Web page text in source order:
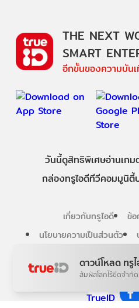
ดาวน์โหลด ทรู
สัมผัสโลกไร้ขีดจำกั
THE NEXT
SMART
อีกขั้นของความบัน
วันนี้ดูสิทธิพิเศษอ่านเกม
กล่องทรูไอดีทีวีคอมมูนิตี้
เกี่ยวกับทรูไอดี
ข้อ
นโยบายความเป็นส่วนตัว